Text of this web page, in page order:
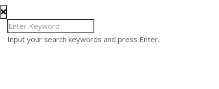
Input your search keywords and press Enter.